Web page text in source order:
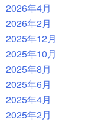
2026年4月
2026年2月
2025年12月
2025年10月
2025年8月
2025年6月
2025年4月
2025年2月